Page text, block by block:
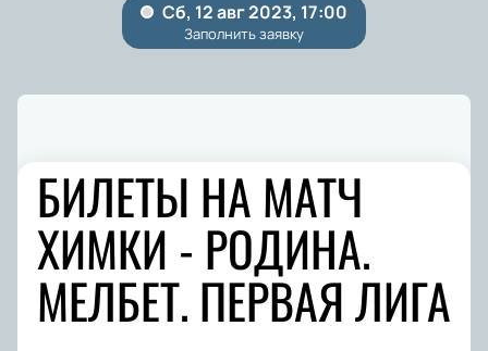
БИЛЕТЫ НА МАТЧ
ХИМКИ - РОДИНА.
МЕЛБЕТ. ПЕРВАЯ ЛИГА